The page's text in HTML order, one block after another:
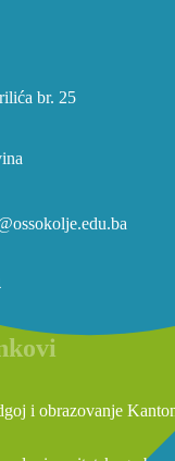
br. 25
i obrazovanje